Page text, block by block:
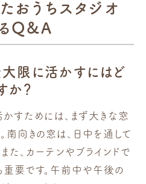
おうちスタジオ
Q&A
限に活かすにはど
か？
すためには、まず大きな窓
南向きの窓は、日中を通して
た、カーテンやブラインドで
重要です。午前中や午後の